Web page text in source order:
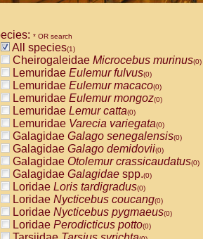
* OR search
All species(1)
Cheirogaleidae Microcebus murinus(0)
Lemuridae Eulemur fulvus(0)
Lemuridae Eulemur macaco(0)
Lemuridae Eulemur mongoz(0)
Lemuridae Lemur catta(0)
Lemuridae Varecia variegata(0)
Galagidae Galago senegalensis(0)
Galagidae Galago demidovii(0)
Galagidae Otolemur crassicaudatus(0)
Galagidae Galagidae spp.(0)
Loridae Loris tardigradus(0)
Loridae Nycticebus coucang(0)
Loridae Nycticebus pygmaeus(0)
Loridae Perodicticus potto(0)